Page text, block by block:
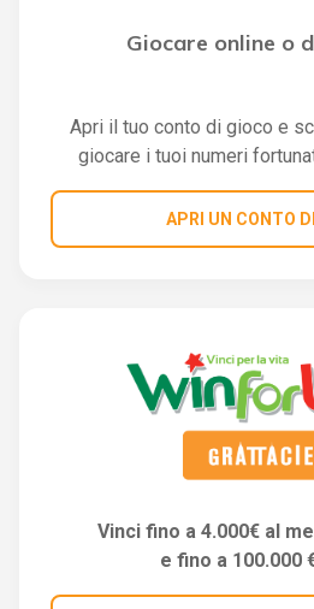
Giocare online o
Apri il tuo conto di gioco e
giocare i tuoi numeri
APRI UN CONTO
Vinci fino a 4.000€ al
e fino a 100.000